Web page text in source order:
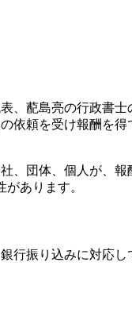
、蓜島亮の行政書士
依頼を受け報酬を
、団体、個人が、
あります。
行振り込みに対応し